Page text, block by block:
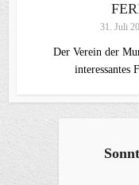
31. Juli
Der Verein der
interessantes